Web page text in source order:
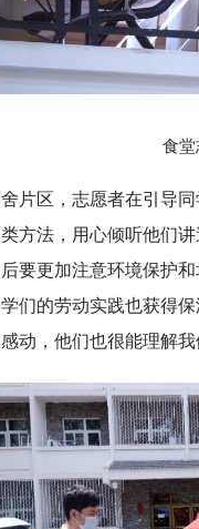
食堂
片区，志愿者在引导
方法，用心倾听他们
要更加注意环境保护
们的劳动实践也获得
动，他们也很能理解